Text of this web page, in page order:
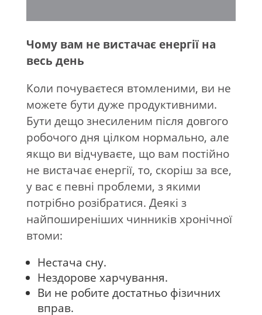
Чому вам не вистачає енергії на
весь день
Коли почуваєтеся втомленими, ви не
можете бути дуже продуктивними.
Бути дещо знесиленим після довгого
робочого дня цілком нормально, але
якщо ви відчуваєте, що вам постійно
не вистачає енергії, то, скоріш за все,
у вас є певні проблеми, з якими
потрібно розібратися. Деякі з
найпоширеніших чинників хронічної
втоми:
Нестача сну.
Нездорове харчування.
Ви не робите достатньо фізичних
вправ.